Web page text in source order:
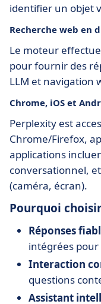
identifier un objet
Recherche web en
Le moteur
pour fournir des
LLM et navigation
Chrome, iOS et
Perplexity est
Chrome/Firefox,
applications
conversationnel,
(caméra, écran).
Pourquoi
Réponses
intégrées
Interaction
questions
Assistant